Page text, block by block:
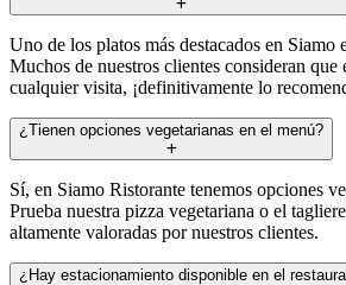
Uno de los platos más destacados en Siamo
Muchos de nuestros clientes consideran que
cualquier visita, ¡definitivamente lo
¿Tienen opciones vegetarianas en el menú?
Sí, en Siamo Ristorante tenemos opciones
Prueba nuestra pizza vegetariana o el
altamente valoradas por nuestros clientes.
¿Hay estacionamiento disponible en el